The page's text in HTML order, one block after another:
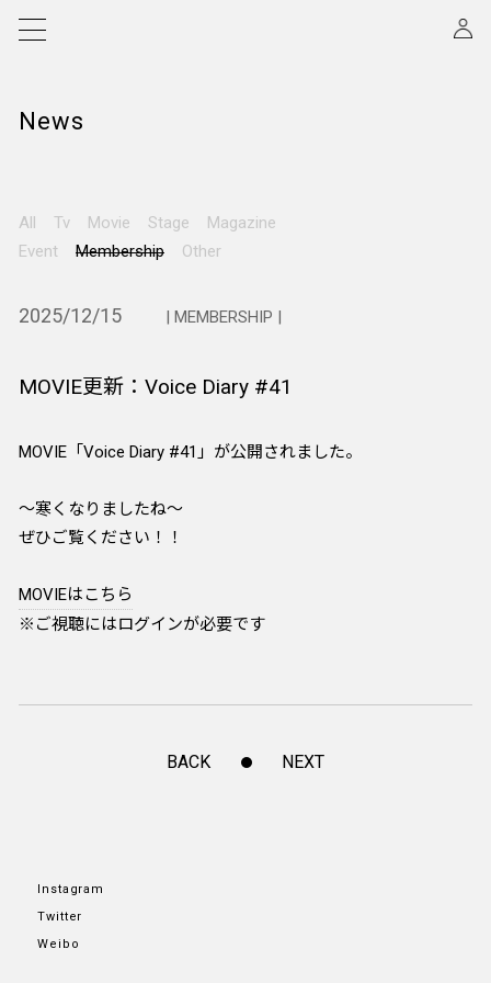
News
All Tv Movie Stage
Magazine
Event
Membership Other
2025/12/15 | MEMBERSHIP |
MOVIE更新：Voice Diary #41
MOVIE「Voice Diary #41」が公開されました。
～寒くなりましたね～
ぜひご覧ください！！
MOVIEはこちら
※ご視聴にはログインが必要です
BACK NEXT
Instagram
Twitter
Weibo